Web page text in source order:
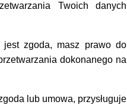
Twoich danych
jest zgoda, masz prawo do
dokonanego na
lub umowa, przysługuje